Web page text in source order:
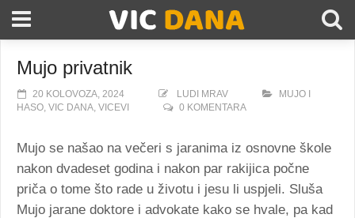
Mujo privatnik
20 KOLOVOZA, 2024 LUDI MRAV
MUJO I
HASO, VIC DANA, VICEVI 0 KOMENTARA
Mujo se našao na večeri s jaranima iz osnovne škole
nakon dvadeset godina i nakon par rakijica počne
priča o tome što rade u životu i jesu li uspjeli. Sluša
Mujo jarane doktore i advokate kako se hvale, pa kad